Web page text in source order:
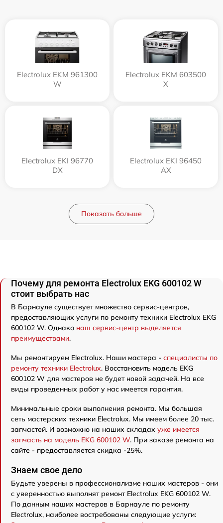
Electrolux EKM 961300
W
Electrolux EKM 603500
X
Electrolux EKI 96770
DX
Electrolux EKI 96450
AX
Показать больше
Почему для ремонта Electrolux EKG 600102 W
стоит выбрать нас
В Барнауле существует множество сервис-центров,
предоставляющих услуги по ремонту техники Electrolux EKG
600102 W. Однако наш сервис-центр выделяется
преимуществами.
Мы ремонтируем Electrolux. Наши мастера - специалисты по
ремонту техники Electrolux. Восстановить модель EKG
600102 W для мастеров не будет новой задачей. На все
виды проведенных работ у нас имеется гарантия.
Минимальные сроки выполнения ремонта. Мы большая
сеть мастерских техники Electrolux. Мы имеем более 20 тыс.
запчастей. И возможно на наших складах уже имеется
запчасть на модель EKG 600102 W. При заказе ремонта на
сайте - предоставляется скидка -25%.
Знаем свое дело
Будьте уверены в профессионализме наших мастеров - они
с уверенностью выполнят ремонт Electrolux EKG 600102 W.
По данным наших мастеров в Барнауле по ремонту
Electrolux, наиболее востребованы следующие услуги: